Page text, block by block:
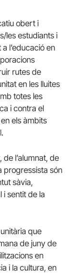
obert i
les estudiants i
l’educació en
rutes de
en les lluites
totes les
i contra el
els àmbits
l’alumnat, de
progressista són
sàvia,
i sentit de la
que
de juny de
en
i la cultura, en